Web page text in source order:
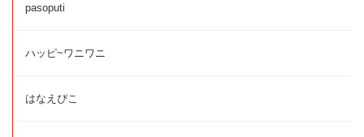
pasoputi
ハッピ~ワニワニ
はなえぴこ